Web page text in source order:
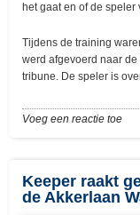
het gaat en of de
Tijdens de training
werd afgevoerd naar
tribune. De speler is
Voeg een reactie toe
Keeper raakt
de Akkerlaan